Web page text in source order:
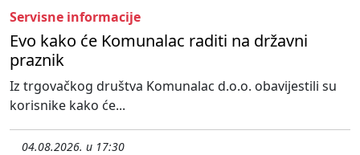
Servisne informacije
Evo kako će Komunalac raditi na državni
praznik
Iz trgovačkog društva Komunalac d.o.o. obavijestili su
korisnike kako će...
04.08.2026. u 17:30